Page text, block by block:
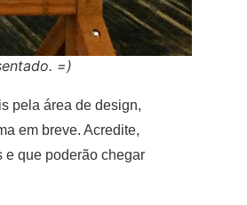
=)
pela área de design,
em breve. Acredite,
e que poderão chegar